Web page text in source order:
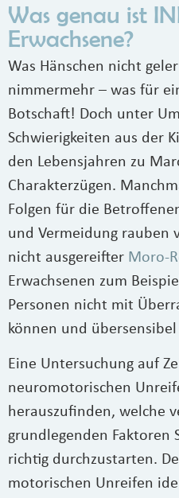
Was genau ist
Erwachsene?
Was Hänschen nicht
nimmermehr – was für
Botschaft! Doch unter
Schwierigkeiten aus der
den Lebensjahren zu
Charakterzügen.
Folgen für die
und Vermeidung rauben
nicht ausgereifter Moro-
Erwachsenen zum
Personen nicht mit
können und
Eine Untersuchung auf
neuromotorischen
herauszufinden, welche
grundlegenden Faktoren
richtig durchzustarten.
motorischen Unreifen